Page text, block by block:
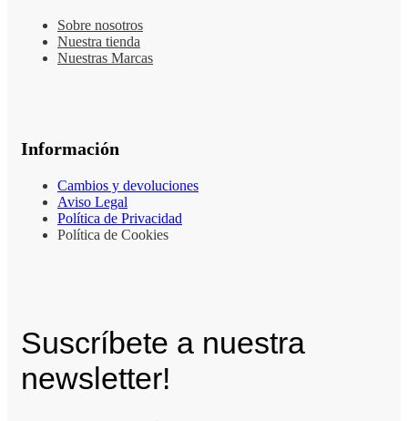
Sobre nosotros
Nuestra tienda
Nuestras Marcas
Información
Cambios y devoluciones
Aviso Legal
Política de Privacidad
Política de Cookies
Suscríbete a nuestra
newsletter!